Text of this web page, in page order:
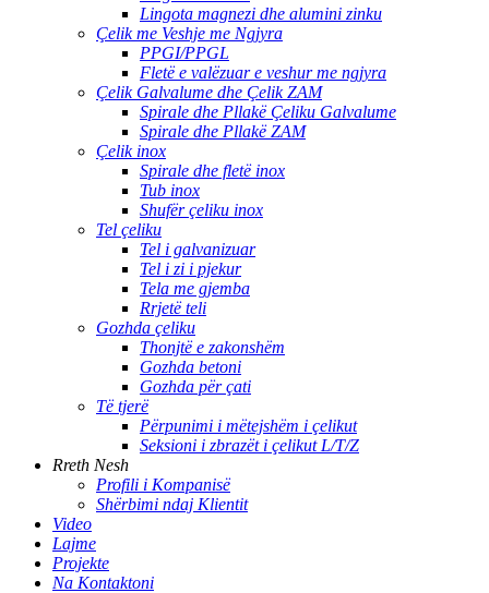
Lingota magnezi dhe alumini zinku
Çelik me Veshje me Ngjyra
PPGI/PPGL
Fletë e valëzuar e veshur me ngjyra
Çelik Galvalume dhe Çelik ZAM
Spirale dhe Pllakë Çeliku Galvalume
Spirale dhe Pllakë ZAM
Çelik inox
Spirale dhe fletë inox
Tub inox
Shufër çeliku inox
Tel çeliku
Tel i galvanizuar
Tel i zi i pjekur
Tela me gjemba
Rrjetë teli
Gozhda çeliku
Thonjtë e zakonshëm
Gozhda betoni
Gozhda për çati
Të tjerë
Përpunimi i mëtejshëm i çelikut
Seksioni i zbrazët i çelikut L/T/Z
Rreth Nesh
Profili i Kompanisë
Shërbimi ndaj Klientit
Video
Lajme
Projekte
Na Kontaktoni